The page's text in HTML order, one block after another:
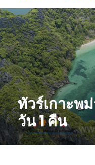
ทัวร์เกาะพ
วัน 1 คืน